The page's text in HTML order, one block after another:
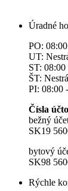
Úradné
PO:
UT:
ST:
ŠT:
PI: 08:00
Čísla
bežný
SK19
bytový
SK98
Rýchle